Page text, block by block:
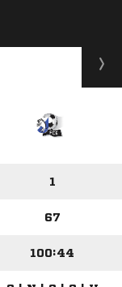
1
67
100:44